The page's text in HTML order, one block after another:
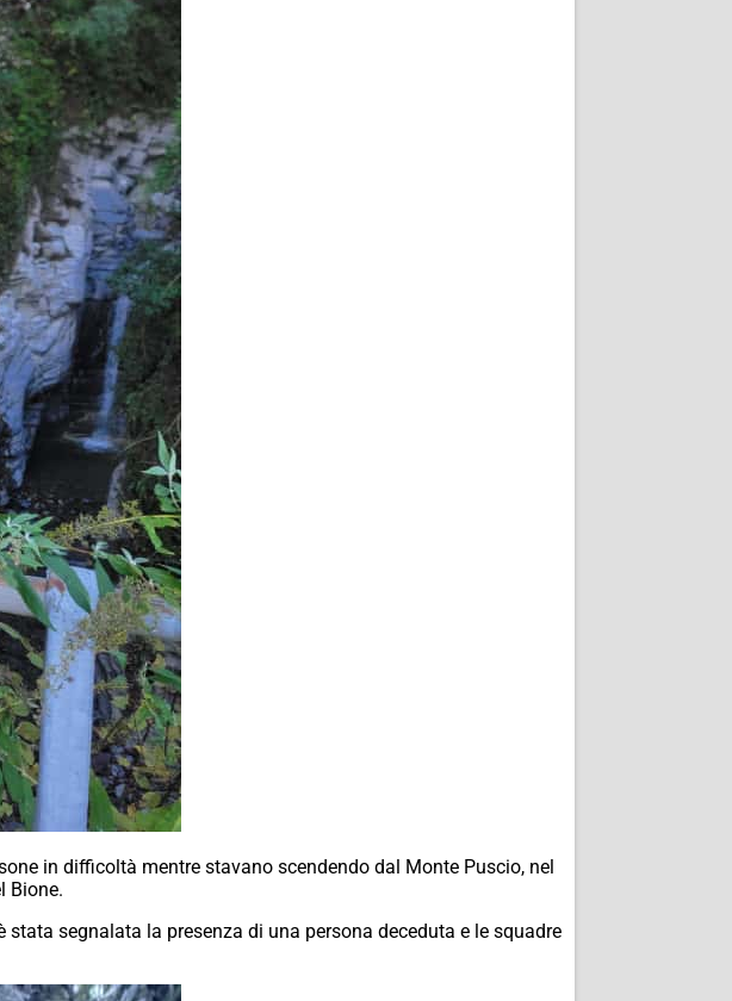
in difficoltà mentre stavano scendendo dal Monte Puscio, nel
Bione.
segnalata la presenza di una persona deceduta e le squadre